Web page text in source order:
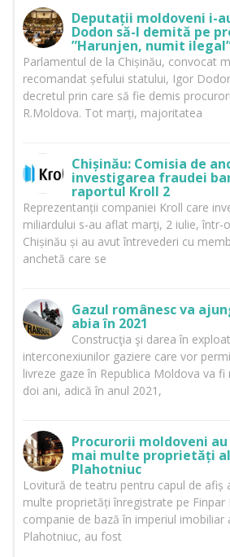
Deputații moldoveni i-
Dodon să-l demită pe
”Harunjen, numit
Parlamentul de la Chișinău, convocat
recomandat șefului statului, Igor
decretul prin care să fie demis
R.Moldova. Tot marți, majoritatea
Chișinău: Comisia de
investigarea fraudei
raportul Kroll 2
Reprezentanții companiei Kroll care
miliardului s-au aflat marți, 2 iulie, într-
Chișinău și au avut întrevederi cu
anchetă care se
Gazul românesc va
abia în 2021
Construcţia şi darea în
interconexiunilor gaziere care vor
livreze gaze în Republica Moldova va
doi ani, adică în anul 2021,
Procurorii moldoveni
mai multe proprietăți
Plahotniuc
Lovitură de teatru pentru capul de afiș
multe proprietăți înregistrate pe Finpar
companie de bază în imperiul imobiliar
Plahotniuc, au fost